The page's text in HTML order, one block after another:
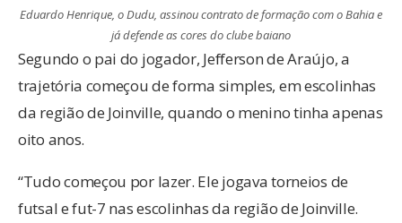
Eduardo Henrique, o Dudu, assinou contrato de formação com o Bahia e
já defende as cores do clube baiano
Segundo o pai do jogador, Jefferson de Araújo, a
trajetória começou de forma simples, em escolinhas
da região de Joinville, quando o menino tinha apenas
oito anos.
“Tudo começou por lazer. Ele jogava torneios de
futsal e fut-7 nas escolinhas da região de Joinville.